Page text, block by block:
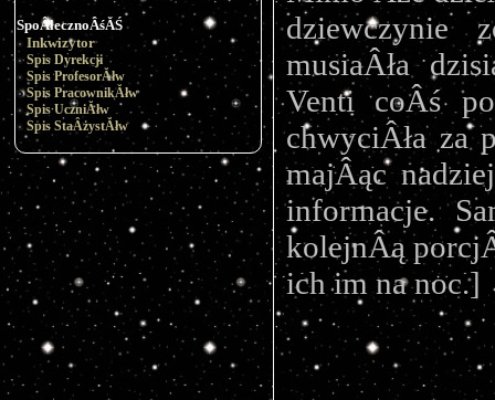
SpoÂłecznoÂśĂŚ
Inkwizytor
Spis Dyrekcji
Spis ProfesorĂłw
Spis PracownikĂłw
Spis UczniĂłw
Spis StaÂżystĂłw
dziewczynie
musiaÂła
Venti coÂś
chwyciÂła za
majÂąc
informacje.
kolejnÂą
ich im na noc.]